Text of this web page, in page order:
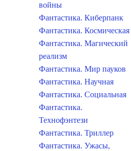
войны
Фантастика. Киберпанк
Фантастика. Космическая
Фантастика. Магический
реализм
Фантастика. Мир пауков
Фантастика. Научная
Фантастика. Социальная
Фантастика.
Технофэнтези
Фантастика. Триллер
Фантастика. Ужасы,